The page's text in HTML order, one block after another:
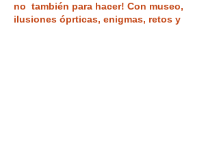
no también para hacer! Con museo,
ilusiones óprticas, enigmas, retos y